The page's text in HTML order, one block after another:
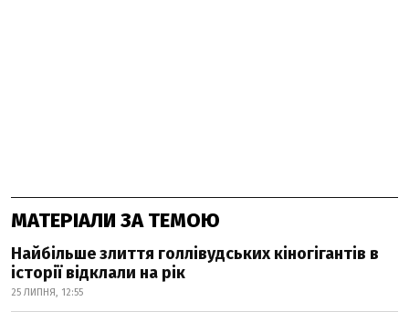
МАТЕРІАЛИ ЗА ТЕМОЮ
Найбільше злиття голлівудських кіногігантів в
історії відклали на рік
25 ЛИПНЯ, 12:55